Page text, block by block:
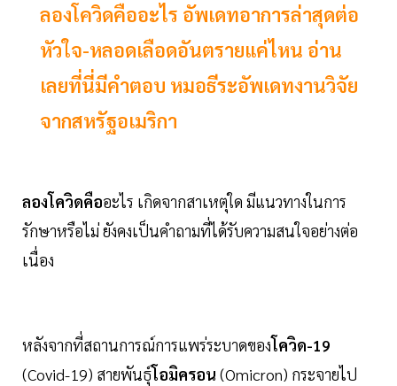
ลองโควิดคืออะไร อัพเดทอาการล่าสุดต่อ
หัวใจ-หลอดเลือดอันตรายแค่ไหน อ่าน
เลยที่นี่มีคำตอบ หมอธีระอัพเดทงานวิจัย
จากสหรัฐอเมริกา
ลองโควิดคืออะไร เกิดจากสาเหตุใด มีแนวทางในการ
รักษาหรือไม่ ยังคงเป็นคำถามที่ได้รับความสนใจอย่างต่อ
เนื่อง
หลังจากที่สถานการณ์การแพร่ระบาดของโควิด-19
(Covid-19) สายพันธุ์โอมิครอน (Omicron) กระจายไป